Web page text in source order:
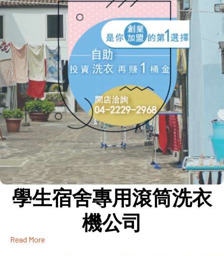
學生宿舍專用滾筒洗衣
機公司
Read More